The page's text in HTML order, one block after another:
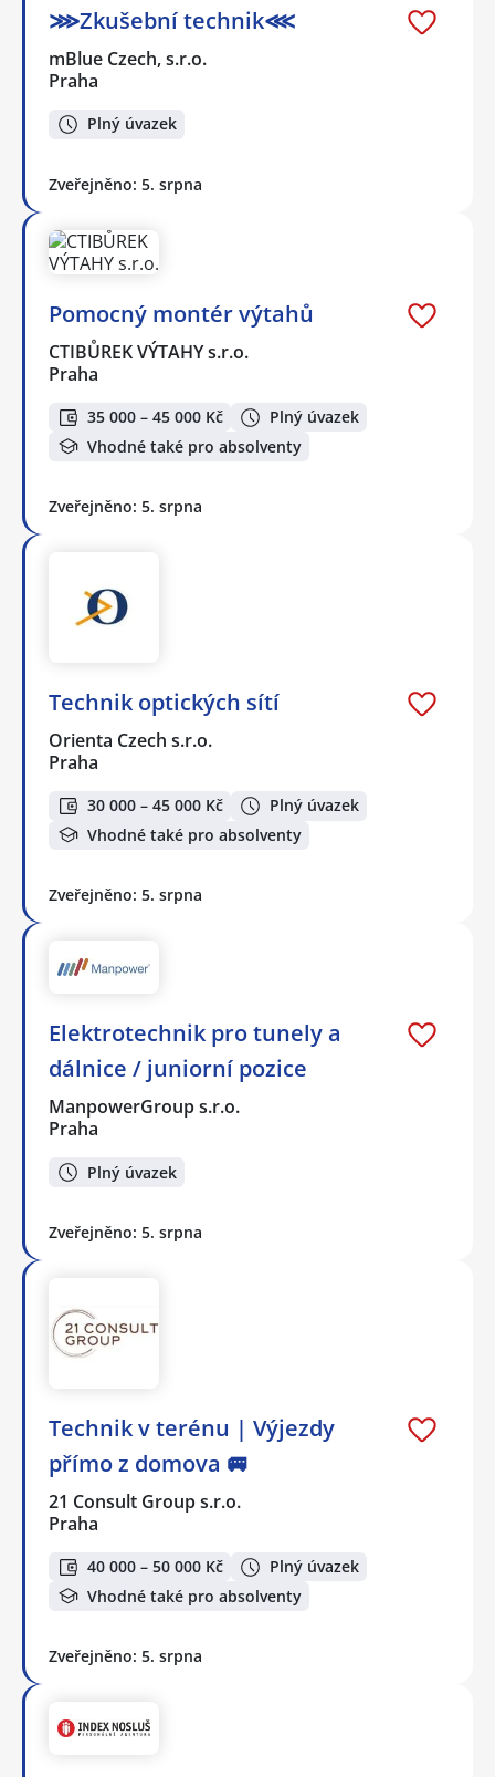
⋙Zkušební technik⋘
mBlue Czech, s.r.o.
Praha
Plný úvazek
Zveřejněno: 5. srpna
Pomocný montér výtahů
CTIBŮREK VÝTAHY s.r.o.
Praha
35 000 – 45 000 Kč
Plný úvazek
Vhodné také pro absolventy
Zveřejněno: 5. srpna
Technik optických sítí
Orienta Czech s.r.o.
Praha
30 000 – 45 000 Kč
Plný úvazek
Vhodné také pro absolventy
Zveřejněno: 5. srpna
Elektrotechnik pro tunely a
dálnice / juniorní pozice
ManpowerGroup s.r.o.
Praha
Plný úvazek
Zveřejněno: 5. srpna
Technik v terénu | Výjezdy
přímo z domova 🚐
21 Consult Group s.r.o.
Praha
40 000 – 50 000 Kč
Plný úvazek
Vhodné také pro absolventy
Zveřejněno: 5. srpna